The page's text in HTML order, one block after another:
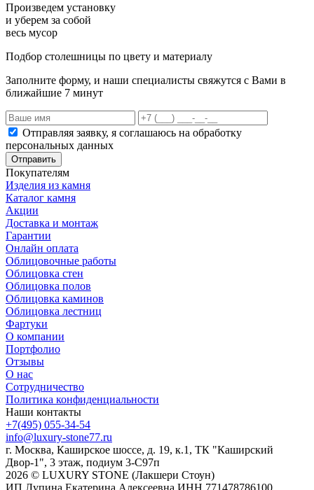
Произведем установку
и уберем за собой
весь мусор
Подбор столешницы по цвету и материалу
Заполните форму, и наши специалисты свяжутся с Вами в
ближайшие 7 минут
Отправляя заявку, я соглашаюсь на обработку
персональных данных
Отправить
Покупателям
Изделия из камня
Каталог камня
Акции
Доставка и монтаж
Гарантии
Онлайн оплата
Облицовочные работы
Облицовка стен
Облицовка полов
Облицовка каминов
Облицовка лестниц
Фартуки
О компании
Портфолио
Отзывы
О нас
Сотрудничество
Политика конфиденциальности
Наши контакты
+7(495) 055-34-54
info@luxury-stone77.ru
г. Москва, Каширское шоссе, д. 19, к.1, ТК "Каширский
Двор-1", 3 этаж, подиум 3-С97п
2026 © LUXURY STONE (Лакшери Стоун)
ИП Лупина Екатерина Алексеевна ИНН 771478786100